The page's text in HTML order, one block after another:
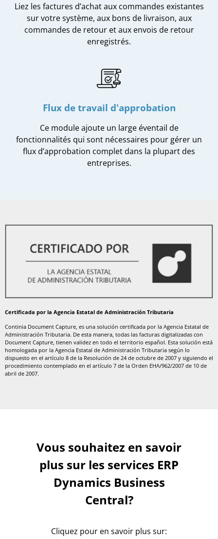
Liez les factures d’achat aux commandes existantes
sur votre système, aux bons de livraison, aux
commandes de retour et aux envois de retour
enregistrés.
Flux de travail d'approbation
Ce module ajoute un large éventail de
fonctionnalités qui sont nécessaires pour gérer un
flux d’approbation complet dans la plupart des
entreprises.
Certificada por la Agencia Estatal de Administración Tributaria
Continia Document Capture, es una solución certificada por la Agencia Estatal de
Administración Tributaria. De esta manera, todas las facturas digitalizadas con
Document Capture, tienen validez en todo el territorio español. Esta solución está
homologada por la Agencia Estatal de Administración Tributaria según lo
dispuesto en el artículo 8 de la Resolución de 24 de octubre de 2007 y siguiendo el
procedimiento contemplado en el artículo 7 de la Orden EHA/962/2007 de 10 de
abril de 2007.
Vous souhaitez en savoir
plus sur les services ERP
Dynamics Business
Central?
Cliquez pour en savoir plus sur: